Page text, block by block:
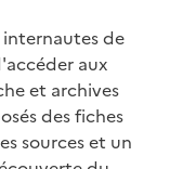
de
aux
et archives
des fiches
sources et un